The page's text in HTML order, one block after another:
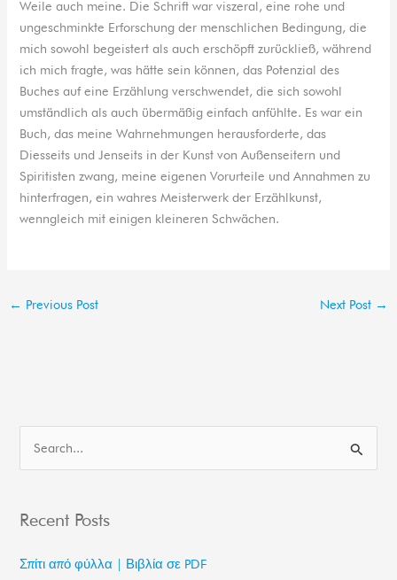
Weile auch meine. Die Schrift war viszeral, eine rohe und
ungeschminkte Erforschung der menschlichen Bedingung, die
mich sowohl begeistert als auch erschöpft zurückließ, während
ich mich fragte, was hätte sein können, das Potenzial des
Buches auf eine Erzählung verschwendet, die sich sowohl
umständlich als auch übermäßig einfach anfühlte. Es war ein
Buch, das meine Wahrnehmungen herausforderte, das
Diesseits und Jenseits in der Kunst von Außenseitern und
Spiritisten zwang, meine eigenen Vorurteile und Annahmen zu
hinterfragen, ein wahres Meisterwerk der Erzählkunst,
wenngleich mit einigen kleineren Schwächen.
← Previous Post Next Post →
rRecent Posts
Σπίτι από φύλλα | Βιβλία σε PDF